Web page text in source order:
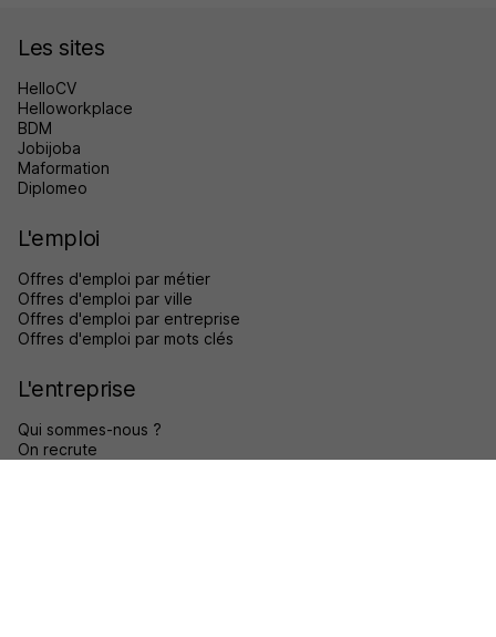
Les sites
HelloCV
Helloworkplace
BDM
Jobijoba
Maformation
Diplomeo
L'emploi
Offres d'emploi par métier
Offres d'emploi par ville
Offres d'emploi par entreprise
Offres d'emploi par mots clés
L'entreprise
Qui sommes-nous ?
On recrute